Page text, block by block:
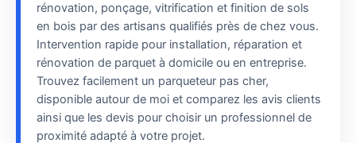
rénovation, ponçage, vitrification et finition de sols
en bois par des artisans qualifiés près de chez vous.
Intervention rapide pour installation, réparation et
rénovation de parquet à domicile ou en entreprise.
Trouvez facilement un parqueteur pas cher,
disponible autour de moi et comparez les avis clients
ainsi que les devis pour choisir un professionnel de
proximité adapté à votre projet.